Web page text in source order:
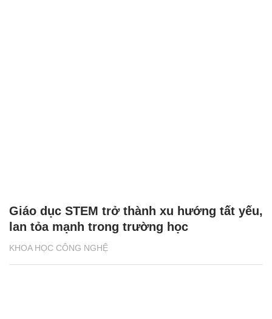
KHOA HỌC CÔNG NGHỆ
Giáo dục STEM trở thành xu hướng tất yếu,
lan tỏa mạnh trong trường học